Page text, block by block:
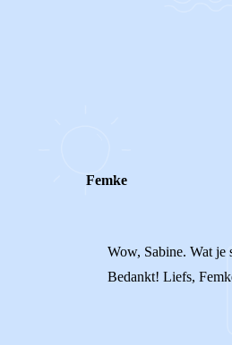
Femke
Wow, Sabine. Wat je
Bedankt! Liefs,